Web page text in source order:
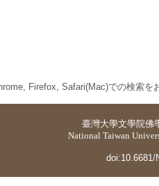
Firefox, Safari(Mac)での検索を
臺灣大學文學院佛
National Taiwan
doi:10.6681/